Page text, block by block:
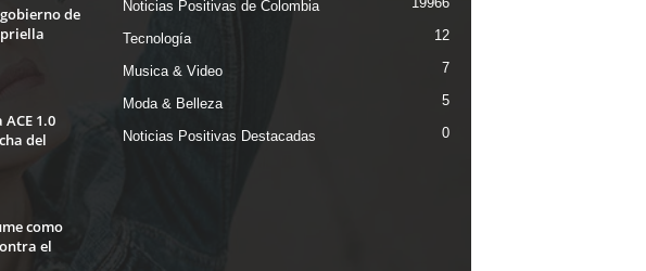
de
1.0
del
como
el
Noticias Positivas de Colombia
Tecnología 12
Musica & Video 7
Moda & Belleza 5
Noticias Positivas Destacadas 0